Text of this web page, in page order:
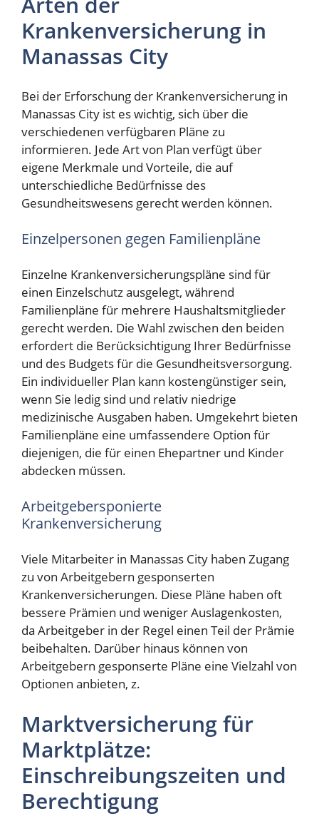
Krankenversicherung in
Manassas City
Bei der Erforschung der Krankenversicherung in
Manassas City ist es wichtig, sich über die
verschiedenen verfügbaren Pläne zu
informieren. Jede Art von Plan verfügt über
eigene Merkmale und Vorteile, die auf
unterschiedliche Bedürfnisse des
Gesundheitswesens gerecht werden können.
Einzelpersonen gegen Familienpläne
Einzelne Krankenversicherungspläne sind für
einen Einzelschutz ausgelegt, während
Familienpläne für mehrere Haushaltsmitglieder
gerecht werden. Die Wahl zwischen den beiden
erfordert die Berücksichtigung Ihrer Bedürfnisse
und des Budgets für die Gesundheitsversorgung.
Ein individueller Plan kann kostengünstiger sein,
wenn Sie ledig sind und relativ niedrige
medizinische Ausgaben haben. Umgekehrt bieten
Familienpläne eine umfassendere Option für
diejenigen, die für einen Ehepartner und Kinder
abdecken müssen.
Arbeitgebersponierte
Krankenversicherung
Viele Mitarbeiter in Manassas City haben Zugang
zu von Arbeitgebern gesponserten
Krankenversicherungen. Diese Pläne haben oft
bessere Prämien und weniger Auslagenkosten,
da Arbeitgeber in der Regel einen Teil der Prämie
beibehalten. Darüber hinaus können von
Arbeitgebern gesponserte Pläne eine Vielzahl von
Optionen anbieten, z.
Marktversicherung für
Marktplätze:
Einschreibungszeiten und
Berechtigung